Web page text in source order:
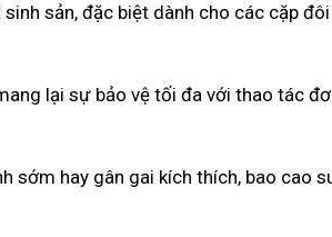
sản, đặc biệt dành cho các cặp
lại sự bảo vệ tối đa với thao tác
sớm hay gân gai kích thích, bao cao